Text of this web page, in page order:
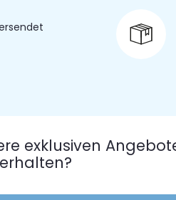
exklusiven